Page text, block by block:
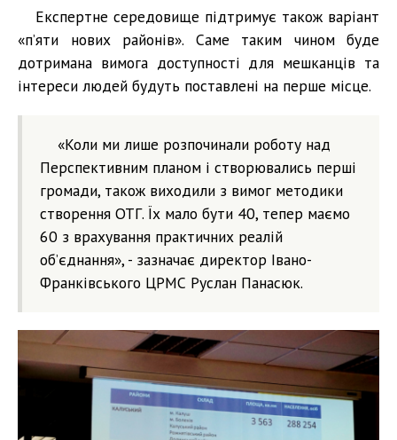
Експертне середовище підтримує також варіант
«п’яти нових районів». Саме таким чином буде
дотримана вимога доступності для мешканців та
інтереси людей будуть поставлені на перше місце.
«Коли ми лише розпочинали роботу над
Перспективним планом і створювались перші
громади, також виходили з вимог методики
створення ОТГ. Їх мало бути 40, тепер маємо
60 з врахування практичних реалій
об’єднання», - зазначає директор Івано-
Франківського ЦРМС Руслан Панасюк.